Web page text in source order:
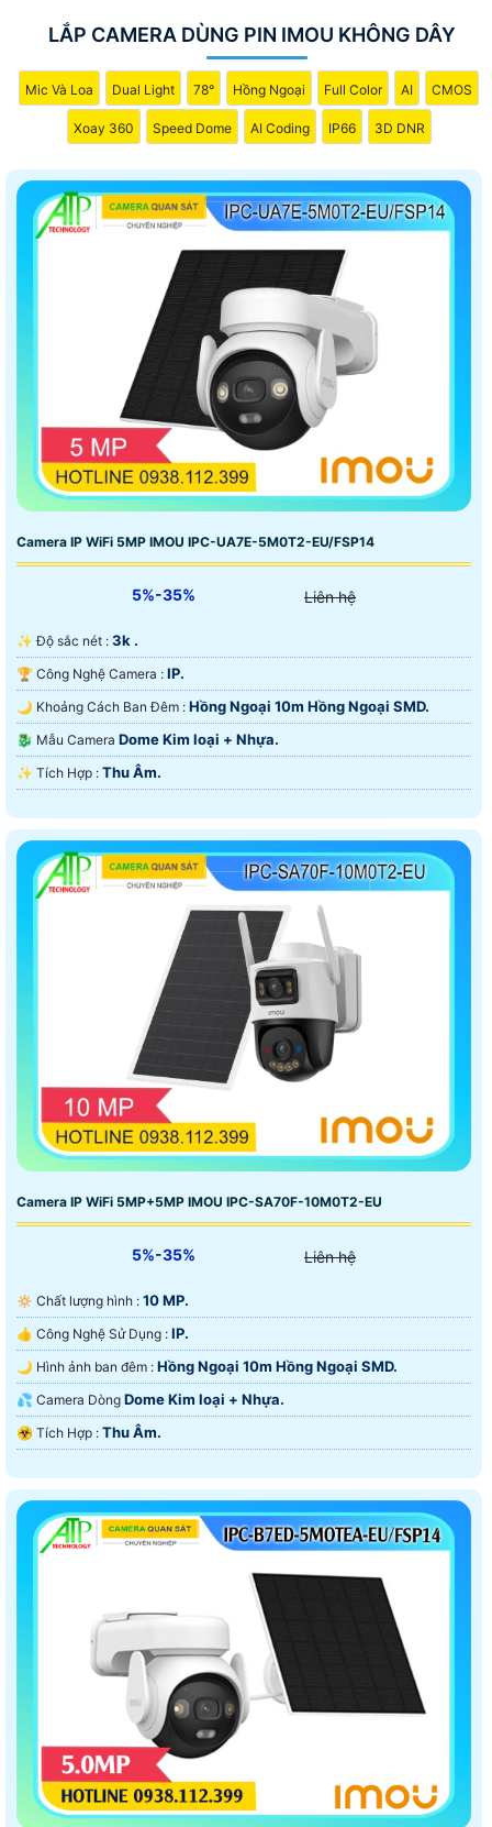
LẮP CAMERA DÙNG PIN IMOU KHÔNG DÂY
Mic Và Loa Dual Light 78° Hồng Ngoại Full Color AI CMOS
Xoay 360 Speed Dome AI Coding IP66 3D DNR
Camera IP WiFi 5MP IMOU IPC-UA7E-5M0T2-EU/FSP14
5%-35% Liên hệ
✨ Độ sắc nét : 3k .
🏆 Công Nghệ Camera : IP.
🌙 Khoảng Cách Ban Đêm : Hồng Ngoại 10m Hồng Ngoại SMD.
🐉️ Mẫu Camera Dome Kim loại + Nhựa.
️✨ Tích Hợp : Thu Âm.
Camera IP WiFi 5MP+5MP IMOU IPC-SA70F-10M0T2-EU
5%-35% Liên hệ
🔅 Chất lượng hình : 10 MP.
👍 Công Nghệ Sử Dụng : IP.
🌙 Hình ảnh ban đêm : Hồng Ngoại 10m Hồng Ngoại SMD.
💦 Camera Dòng Dome Kim loại + Nhựa.
️☣️ Tích Hợp : Thu Âm.